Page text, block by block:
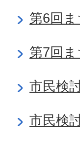
第6回
第7回
市民検
市民検